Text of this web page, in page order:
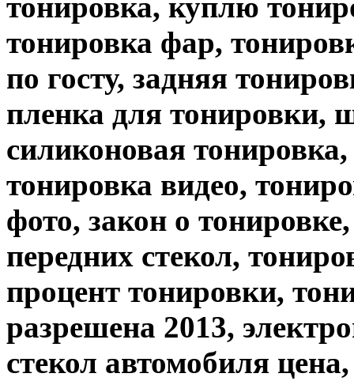
тонировка фар,
по госту, задняя
пленка для тонировки,
силиконовая
тонировка видео,
фото, закон о
передних стекол,
процент тонировки,
разрешена 2013,
стекол автомобиля